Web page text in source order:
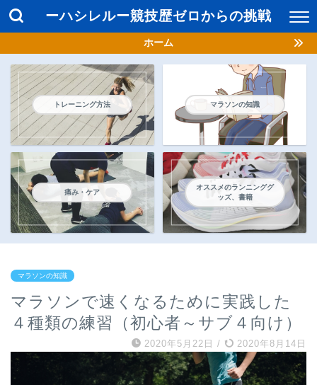
ーハシレルー競技歴ゼロからの挑戦
ホーム
トレーニング方法 マラソンの知識
痛み・ケア
オススメのランニンググ
ッズ、書籍
マラソンの知識
マラソンで速くなるために実践した
４種類の練習（初心者～サブ４向け）
2020年5月22日 / 2020年8月14日